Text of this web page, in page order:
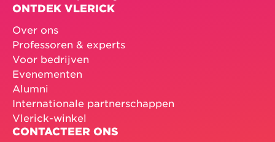
ONTDEK VLERICK
Over ons
Professoren & experts
Voor bedrijven
Evenementen
Alumni
Internationale partnerschappen
Vlerick-winkel
CONTACTEER ONS